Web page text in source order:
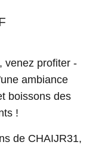
venez profiter -
ambiance
boissons des
!
de CHAIJR31,